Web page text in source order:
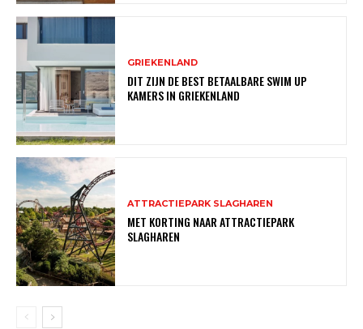
GRIEKENLAND
DIT ZIJN DE BEST BETAALBARE SWIM UP
KAMERS IN GRIEKENLAND
ATTRACTIEPARK SLAGHAREN
MET KORTING NAAR ATTRACTIEPARK
SLAGHAREN